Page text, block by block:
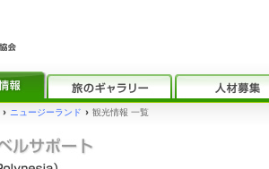
› ニュージーランド › 観光情報 一覧